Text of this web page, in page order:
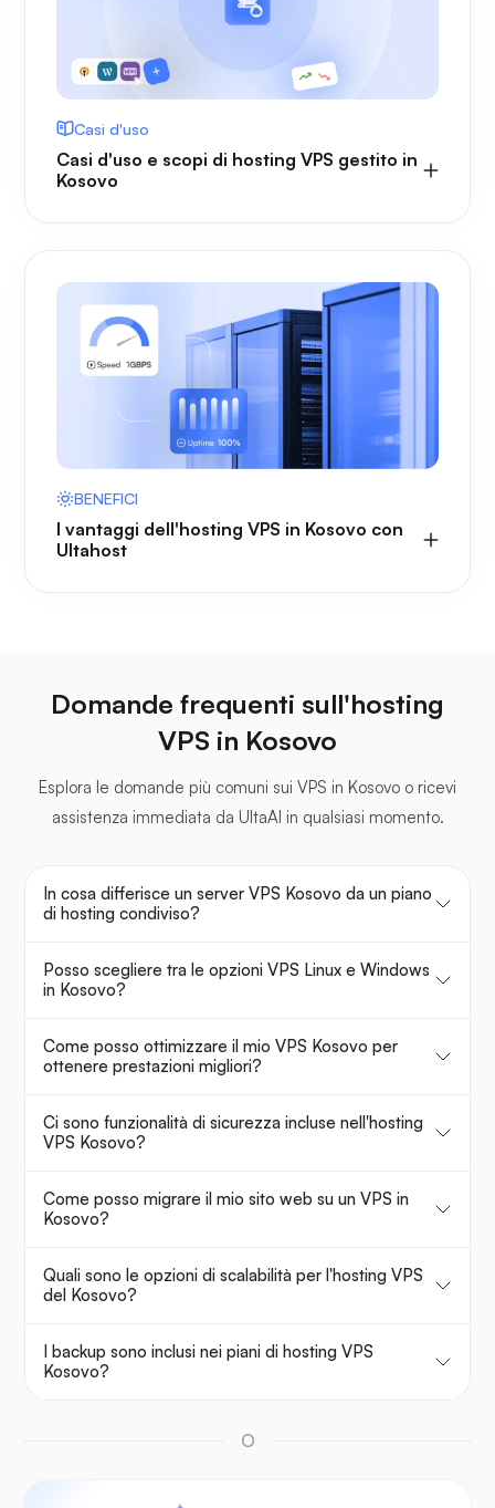
Casi d'uso
Casi d'uso e scopi di hosting VPS gestito in
Kosovo
BENEFICI
I vantaggi dell'hosting VPS in Kosovo con
Ultahost
Domande frequenti sull'hosting
VPS in Kosovo
Esplora le domande più comuni sui VPS in Kosovo o ricevi
assistenza immediata da UltaAI in qualsiasi momento.
In cosa differisce un server VPS Kosovo da un piano
di hosting condiviso?
Posso scegliere tra le opzioni VPS Linux e Windows
in Kosovo?
Come posso ottimizzare il mio VPS Kosovo per
ottenere prestazioni migliori?
Ci sono funzionalità di sicurezza incluse nell'hosting
VPS Kosovo?
Come posso migrare il mio sito web su un VPS in
Kosovo?
Quali sono le opzioni di scalabilità per l'hosting VPS
del Kosovo?
I backup sono inclusi nei piani di hosting VPS
Kosovo?
O